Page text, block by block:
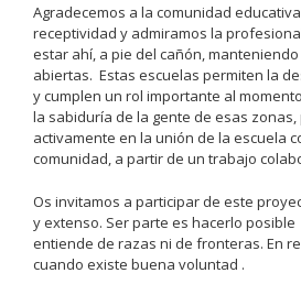
Agradecemos a la comunidad
receptividad y admiramos la
estar ahí, a pie del cañón,
abiertas. Estas escuelas permiten la
y cumplen un rol importante al
la sabiduría de la gente de esas
activamente en la unión de la escuela
comunidad, a partir de un trabajo
Os invitamos a participar de este
y extenso. Ser parte es hacerlo
entiende de razas ni de fronteras. En
cuando existe buena voluntad .